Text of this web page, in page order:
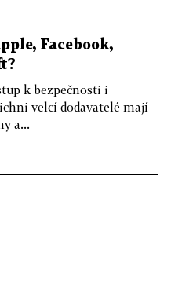
Facebook,
k bezpečnosti i
velcí dodavatelé mají
a...